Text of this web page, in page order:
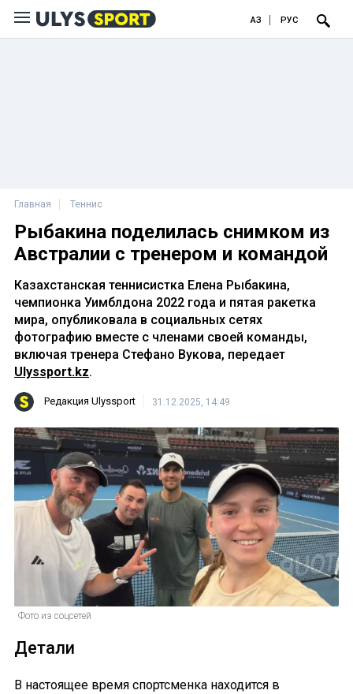
ҚАЗ РУС
Главная Теннис
Рыбакина поделилась снимком из
Австралии с тренером и командой
Казахстанская теннисистка Елена Рыбакина,
чемпионка Уимблдона 2022 года и пятая ракетка
мира, опубликовала в социальных сетях
фотографию вместе с членами своей команды,
включая тренера Стефано Вукова, передает
Ulyssport.kz.
Редакция Ulyssport 31.12.2025, 14:49
Фото из соцсетей
Детали
В настоящее время спортсменка находится в